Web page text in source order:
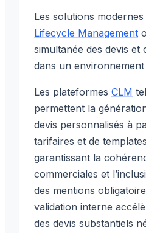
Les solutions modernes
Lifecycle Management
simultanée des devis
dans un
Les plateformes CLM
permettent la
devis personnalisés à
tarifaires et de
garantissant la
commerciales et
des mentions
validation interne
des devis substantiels